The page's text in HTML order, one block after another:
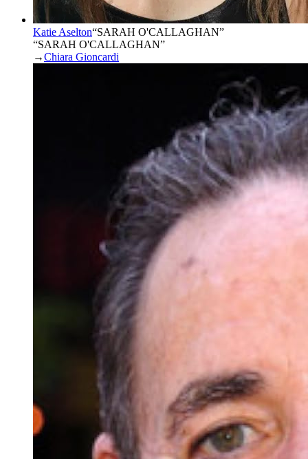
Katie Aselton“SARAH O'CALLAGHAN”
“SARAH O'CALLAGHAN”
→Chiara Gioncardi